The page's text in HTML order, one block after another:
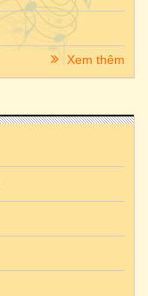
Xem thêm